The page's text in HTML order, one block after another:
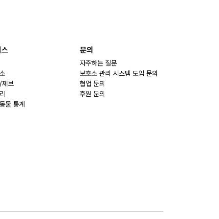
제보
물 통계
문의
자주하는 질문
보호소 관리 시스템 도입 문의
협업 문의
후원 문의